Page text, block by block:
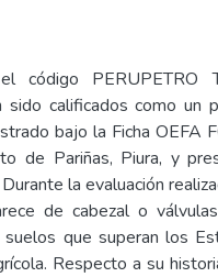
código
sido calificados como un
bajo la Ficha OEFA
de Pariñas, Piura, y
la evaluación
de cabezal o
que superan los
Respecto a su